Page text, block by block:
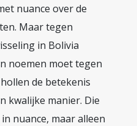
nuance over de
Maar tegen
in Bolivia
noemen moet tegen
de betekenis
kwalijke manier. Die
nuance, maar alleen